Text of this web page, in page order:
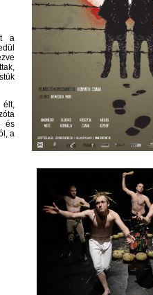
a
élt,
és
a